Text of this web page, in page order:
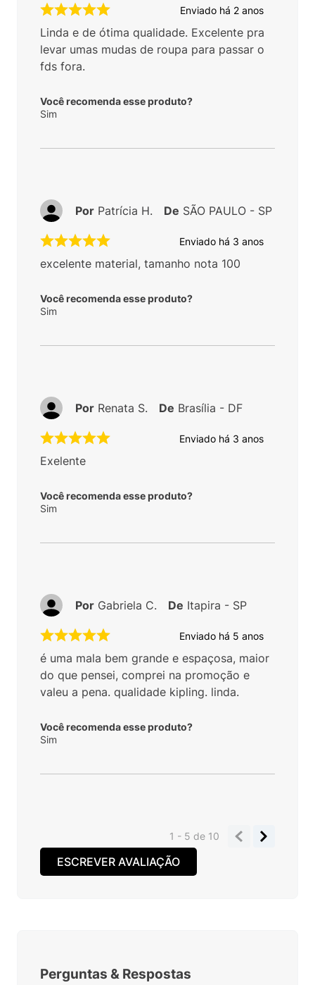
Enviado há 2 anos
Linda e de ótima qualidade. Excelente pra
levar umas mudas de roupa para passar o
fds fora.
Você recomenda esse produto?
Sim
Enviado há 3 anos
excelente material, tamanho nota 100
Você recomenda esse produto?
Sim
Por Patrícia H. De SÃO PAULO - SP
Enviado há 3 anos
Exelente
Você recomenda esse produto?
Sim
Por Renata S. De Brasília - DF
Enviado há 5 anos
é uma mala bem grande e espaçosa, maior
do que pensei, comprei na promoção e
valeu a pena. qualidade kipling. linda.
Você recomenda esse produto?
Sim
Por Gabriela C. De Itapira - SP
1 - 5de 10
ESCREVER AVALIAÇÃO
Perguntas & Respostas